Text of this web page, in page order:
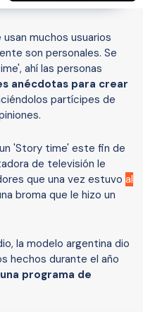
muchos usuarios
son personales. Se
ahí las personas
anécdotas para crear
partícipes de
'Story time' este fin de
de televisión le
que una vez estuvo al
broma que le hizo un
la modelo argentina dio
hechos durante el año
programa de